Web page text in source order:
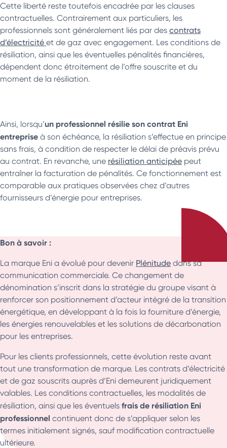
Cette liberté reste toutefois encadrée par les clauses
contractuelles. Contrairement aux particuliers, les
professionnels sont généralement liés par des contrats
d’électricité et de gaz avec engagement. Les conditions de
résiliation, ainsi que les éventuelles pénalités financières,
dépendent donc étroitement de l’offre souscrite et du
moment de la résiliation.
Ainsi, lorsqu’un professionnel résilie son contrat Eni
entreprise à son échéance, la résiliation s’effectue en principe
sans frais, à condition de respecter le délai de préavis prévu
au contrat. En revanche, une résiliation anticipée peut
entraîner la facturation de pénalités. Ce fonctionnement est
comparable aux pratiques observées chez d’autres
fournisseurs d’énergie pour entreprises.
Bon à savoir :
La marque Eni a évolué pour devenir Plénitude dans sa
communication commerciale. Ce changement de
dénomination s’inscrit dans la stratégie du groupe visant à
renforcer son positionnement d’acteur intégré de la transition
énergétique, en développant à la fois la fourniture d’énergie,
les énergies renouvelables et les solutions de décarbonation
pour les entreprises.
Pour les clients professionnels, cette évolution reste avant
tout une transformation de marque. Les contrats d’électricité
et de gaz souscrits auprès d’Eni demeurent juridiquement
valables. Les conditions contractuelles, les modalités de
résiliation, ainsi que les éventuels frais de résiliation Eni
professionnel continuent donc de s’appliquer selon les
termes initialement signés, sauf modification contractuelle
ultérieure.